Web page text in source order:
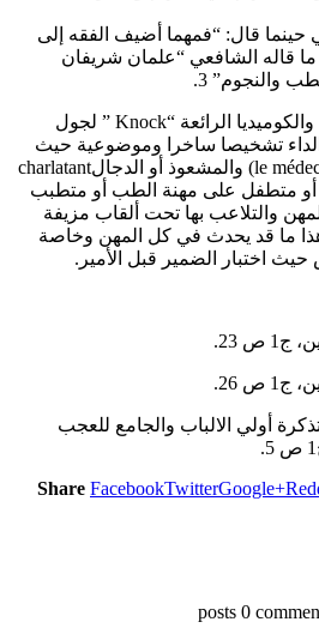
حينما قال: “فمهما أضيف الفقه إلى
شرفه” 2 وأيضا ما قاله الشافعي “علمان شريفان
والنجوم” 3.
وبالمناسبة أتذكر المسرحية والكوميديا الرائعة “Knock ” لجول
تشخيصا ساخرا وموضوعية حيث
فصل بين حقيقة الطبيب(le médecin) والمشعوذ أو الدجالcharlatant
متطفل على مهنة الطب أو متطبب
والتلاعب بها تحت ألقاب مزيفة
ما قد يحدث في كل المهن وخاصة
اختبار الضمير قبل الأمير.
أولي الالباب والجامع للعجب
Share FacebookTwitterGoogle+
0